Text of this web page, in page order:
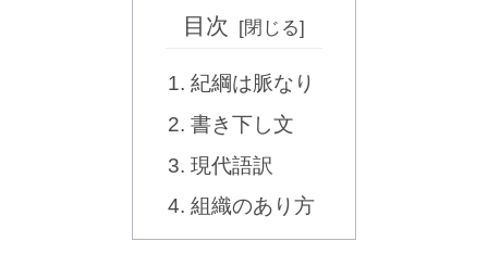
目次
紀綱は脈なり
書き下し文
現代語訳
組織のあり方